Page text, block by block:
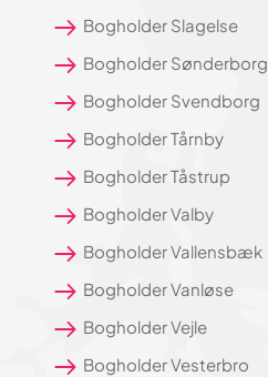
Bogholder Slagelse
Bogholder Sønderborg
Bogholder Svendborg
Bogholder Tårnby
Bogholder Tåstrup
Bogholder Valby
Bogholder Vallensbæk
Bogholder Vanløse
Bogholder Vejle
Bogholder Vesterbro